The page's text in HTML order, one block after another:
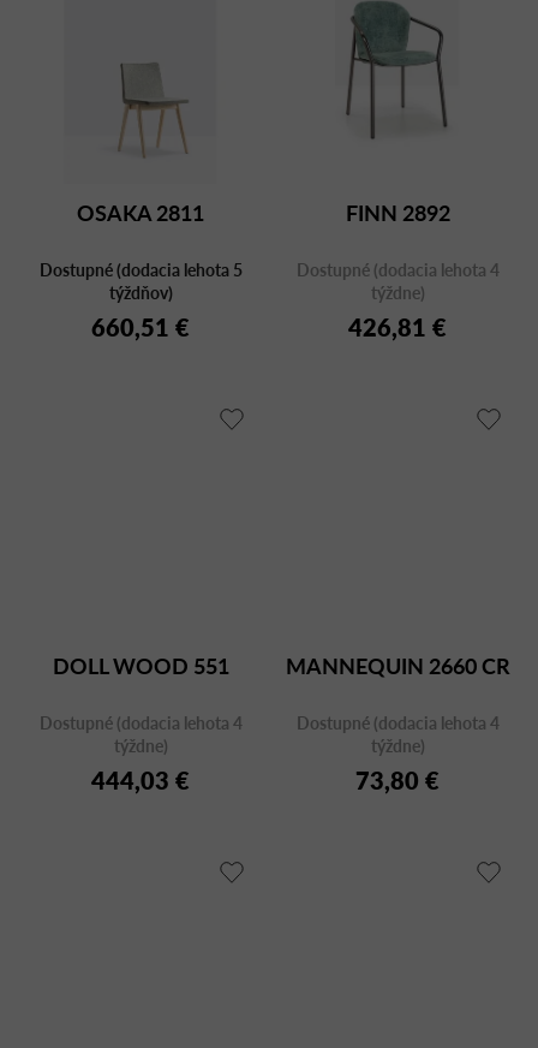
OSAKA 2811
Dostupné (dodacia lehota 5
týždňov)
660,51 €
FINN 2892
Dostupné (dodacia lehota 4
týždne)
426,81 €
DOLL WOOD 551
Dostupné (dodacia lehota 4
týždne)
444,03 €
MANNEQUIN 2660 CR
Dostupné (dodacia lehota 4
týždne)
73,80 €